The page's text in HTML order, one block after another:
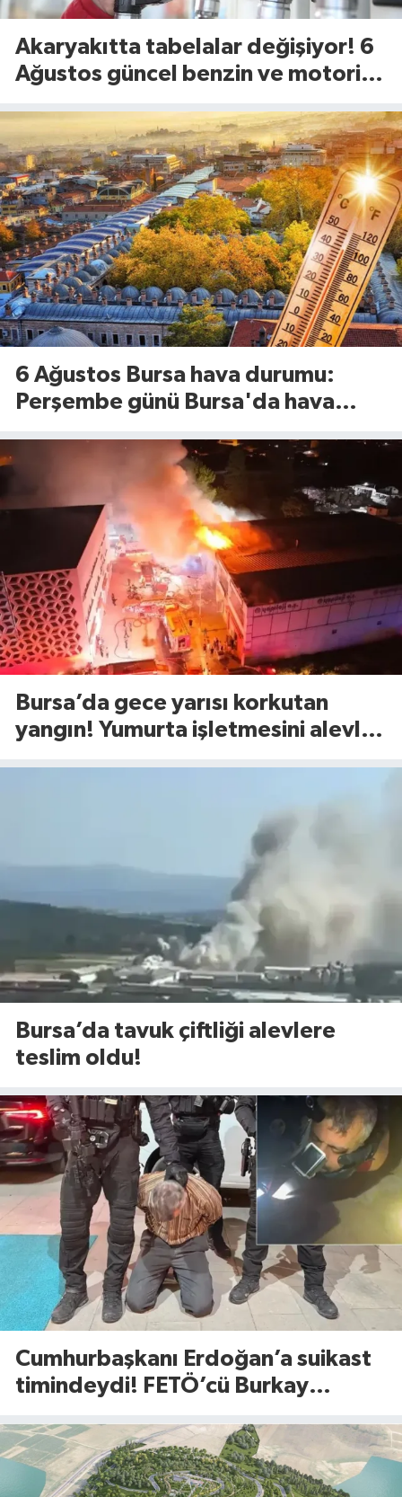
Akaryakıtta tabelalar değişiyor! 6
Ağustos güncel benzin ve motorin
6 Ağustos Bursa hava durumu:
Perşembe günü Bursa'da hava
Bursa’da gece yarısı korkutan
yangın! Yumurta işletmesini alevler
Bursa’da tavuk çiftliği alevlere
teslim oldu!
Cumhurbaşkanı Erdoğan’a suikast
timindeydi! FETÖ’cü Burkay